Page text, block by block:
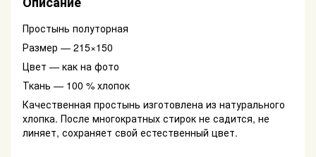
Простынь полуторная
Размер — 215×150
Цвет — как на фото
Ткань — 100 % хлопок
Качественная простынь изготовлена из натурального
хлопка. После многократных стирок не садится, не
линяет, сохраняет свой естественный цвет.